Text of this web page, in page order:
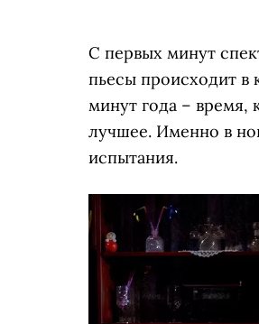
С первых минут
пьесы происходит в
минут года – время,
лучшее. Именно в
испытания.